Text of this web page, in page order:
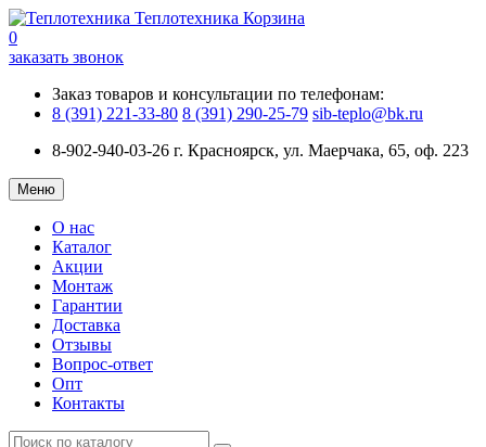
Теплотехника Корзина
0
заказать звонок
Заказ товаров и консультации по телефонам:
8 (391) 221-33-80 8 (391) 290-25-79 sib-teplo@bk.ru
8-902-940-03-26 г. Красноярск, ул. Маерчака, 65, оф. 223
Меню
О нас
Каталог
Акции
Монтаж
Гарантии
Доставка
Отзывы
Вопрос-ответ
Опт
Контакты